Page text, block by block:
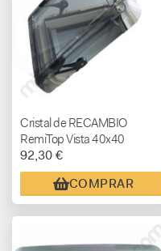
Cristal de RECAMBIO
RemiTop Vista 40x40
92,30 €
COMPRAR